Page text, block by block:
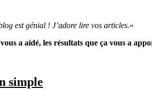
est génial ! J’adore lire vos articles.«
a aidé, les résultats que ça vous a
simple